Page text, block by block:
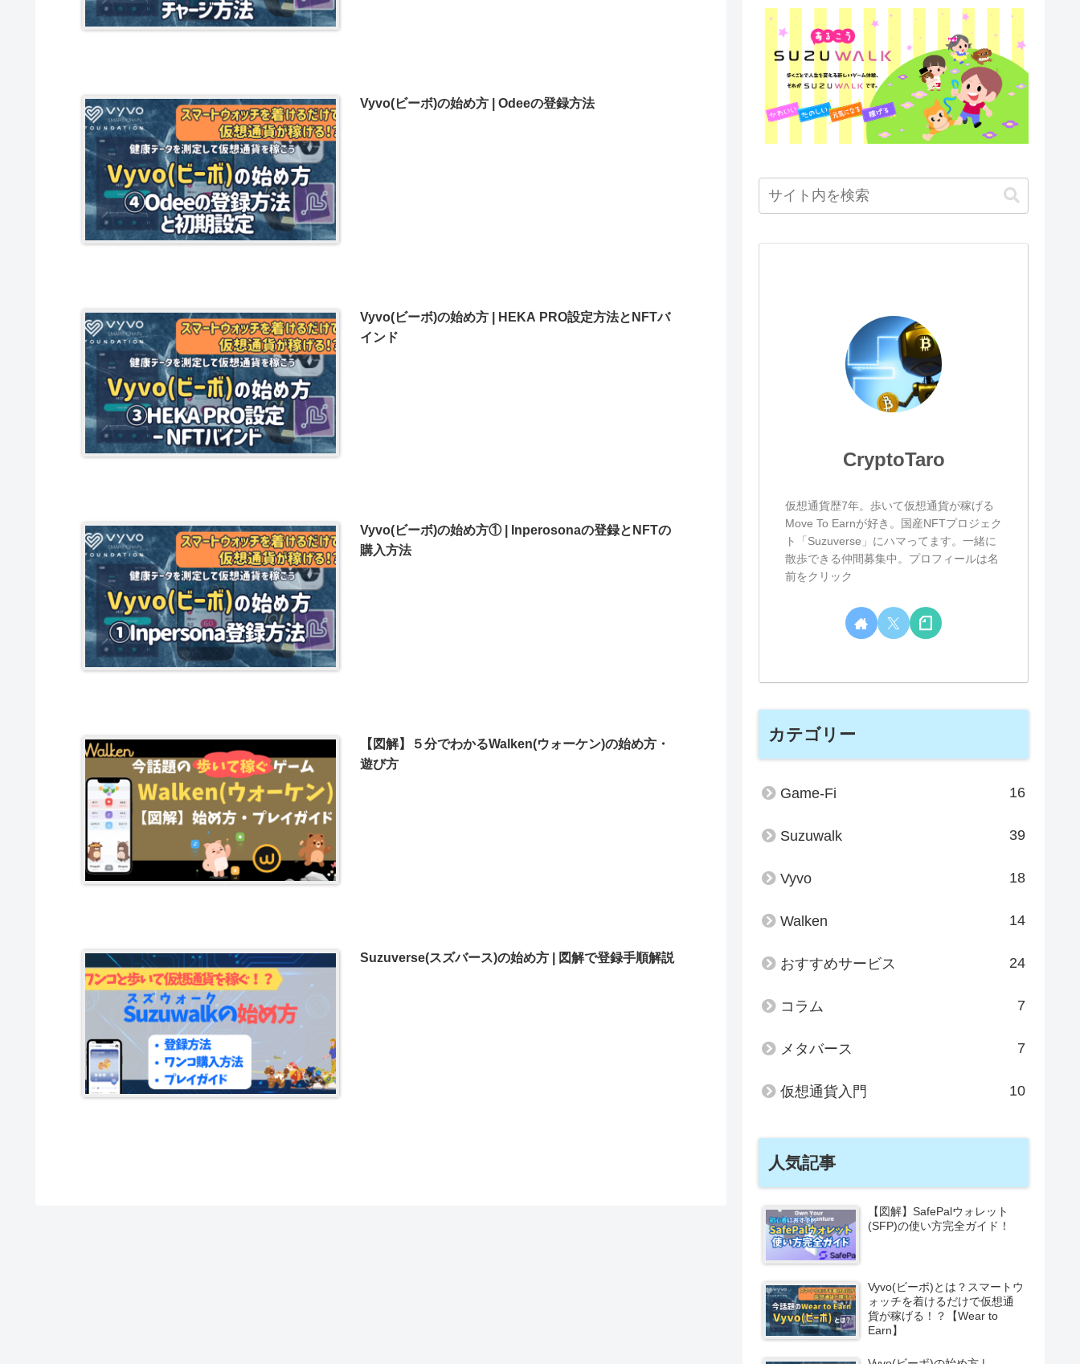
Vyvo(ビーボ)の始め方 | Odeeの登録方法
Vyvo(ビーボ)の始め方 | HEKA PRO設定方法とNFTバ
インド
Vyvo(ビーボ)の始め方① | Inperosonaの登録とNFTの
購入方法
【図解】５分でわかるWalken(ウォーケン)の始め方・
遊び方
Suzuverse(スズバース)の始め方 | 図解で登録手順解説
CryptoTaro
仮想通貨歴7年。歩いて仮想通貨が稼げる
Move To Earnが好き。国産NFTプロジェク
ト「Suzuverse」にハマってます。一緒に
散歩できる仲間募集中。プロフィールは名
前をクリック
カテゴリー
Game-Fi 16
Suzuwalk 39
Vyvo 18
Walken 14
おすすめサービス 24
コラム 7
メタバース 7
仮想通貨入門 10
人気記事
【図解】SafePalウォレット
(SFP)の使い方完全ガイド！
Vyvo(ビーボ)とは？スマートウ
ォッチを着けるだけで仮想通
貨が稼げる！？【Wear to
Earn】